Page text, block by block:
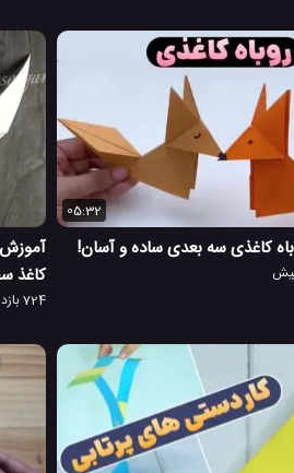
05:32
کاغذی سه بعدی ساده و آسان!
آموزش
کاغذ
724 بازدید